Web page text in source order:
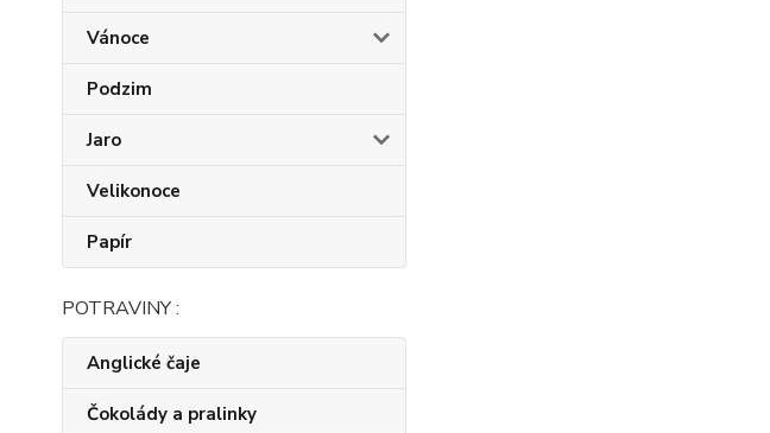
Vánoce
Podzim
Jaro
Velikonoce
Papír
POTRAVINY :
Anglické čaje
Čokolády a pralinky